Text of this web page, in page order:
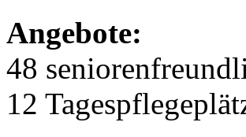
Angebote:
48
12